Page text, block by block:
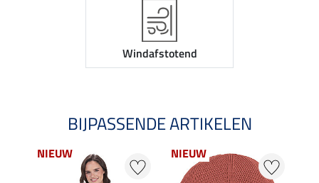
Windafstotend
BIJPASSENDE ARTIKELEN
NIEUW NIEUW